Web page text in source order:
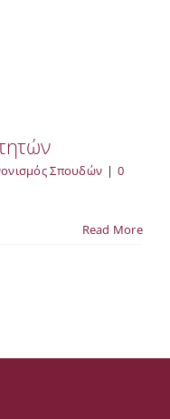
Σπουδών | 0
Read More